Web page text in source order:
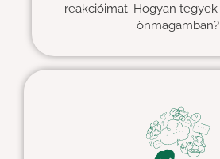
reakcióimat. Hogyan
önmagamban?